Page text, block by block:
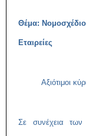
Θέμα: Νομοσχέδιο
Εταιρείες
Αξιότιμοι
Σε συνέχεια